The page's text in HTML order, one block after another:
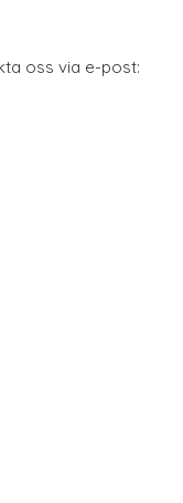
oss via e-post: